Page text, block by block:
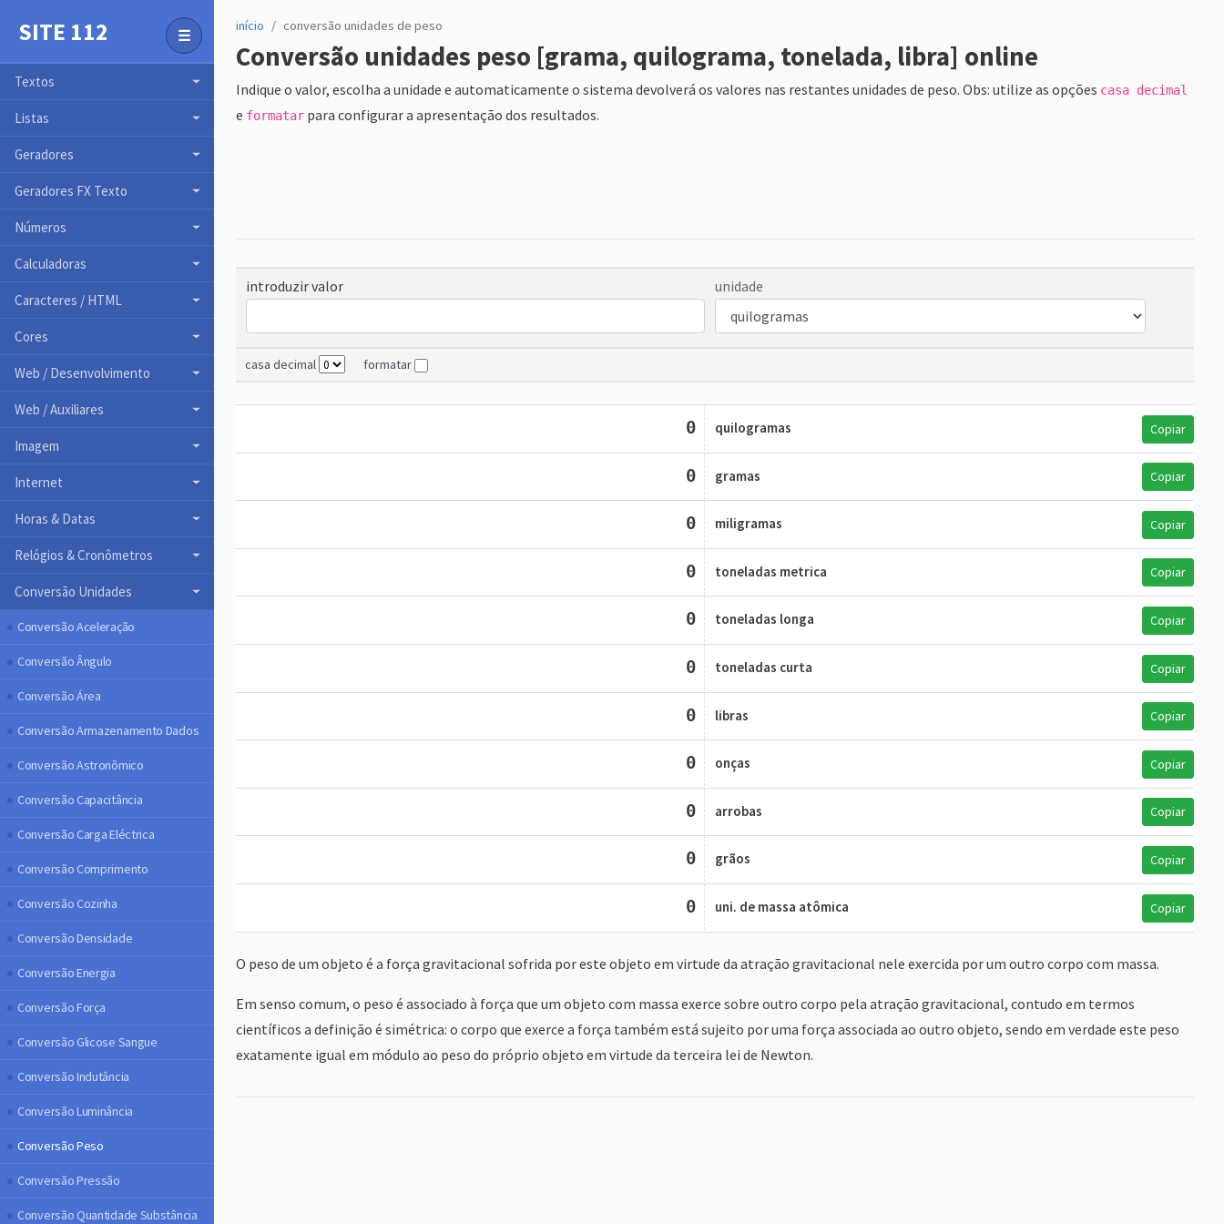
☰
Toggle Menu
SITE 112
Textos
Listas
Geradores
Geradores FX Texto
Números
Calculadoras
Caracteres / HTML
Cores
Web / Desenvolvimento
Web / Auxiliares
Imagem
Internet
Horas & Datas
Relógios & Cronômetros
Conversão Unidades
Conversão Aceleração
Conversão Ângulo
Conversão Área
Conversão Armazenamento Dados
Conversão Astronômico
Conversão Capacitância
Conversão Carga Eléctrica
Conversão Comprimento
Conversão Cozinha
Conversão Densidade
Conversão Energia
Conversão Força
Conversão Glicose Sangue
Conversão Indutância
Conversão Luminância
Conversão Peso
Conversão Pressão
Conversão Quantidade Substância
início conversão unidades de peso
Conversão unidades peso [grama, quilograma, tonelada, libra] online
Indique o valor, escolha a unidade e automaticamente o sistema devolverá os valores nas restantes unidades de peso. Obs: utilize as opções casa decimal
e formatar para configurar a apresentação dos resultados.
introduzir valor unidade
casa decimal formatar
0 quilogramas Copiar
0 gramas Copiar
0 miligramas Copiar
0 toneladas metrica Copiar
0 toneladas longa Copiar
0 toneladas curta Copiar
0 libras Copiar
0 onças Copiar
0 arrobas Copiar
0 grãos Copiar
0 uni. de massa atômica Copiar
O peso de um objeto é a força gravitacional sofrida por este objeto em virtude da atração gravitacional nele exercida por um outro corpo com massa.
Em senso comum, o peso é associado à força que um objeto com massa exerce sobre outro corpo pela atração gravitacional, contudo em termos
científicos a definição é simétrica: o corpo que exerce a força também está sujeito por uma força associada ao outro objeto, sendo em verdade este peso
exatamente igual em módulo ao peso do próprio objeto em virtude da terceira lei de Newton.